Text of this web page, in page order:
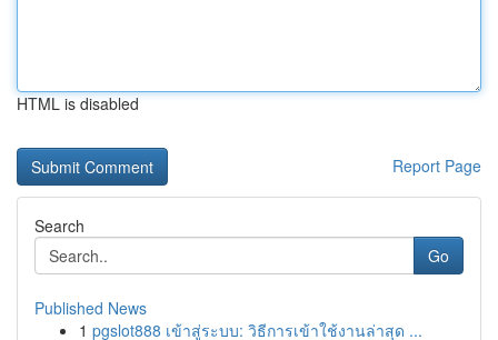
HTML is disabled
Report Page
Search
Go
Published News
1 pgslot888 เข้าสู่ระบบ: วิธีการเข้าใช้งานล่าสุด ...